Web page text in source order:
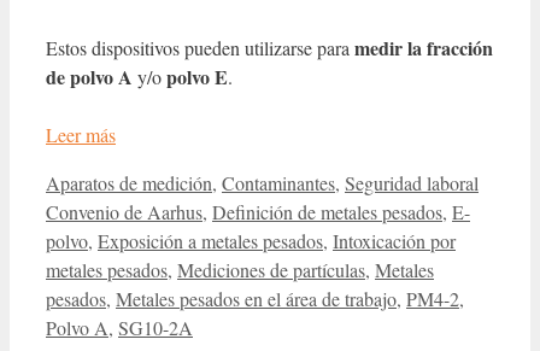
Estos dispositivos pueden utilizarse para medir la fracción
de polvo A y/opolvo E.
Leer más
Categorías
Aparatos de medición, Contaminantes, Seguridad laboral
Convenio de Aarhus, Definición de metales pesados, E-
polvo, Exposición a metales pesados, Intoxicación por
metales pesados, Mediciones de partículas, Metales
pesados, Metales pesados en el área de trabajo, PM4-2,
Polvo A, SG10-2A